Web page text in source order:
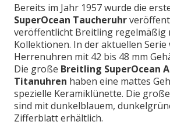
Bereits im Jahr 1957 wurde die
SuperOcean Taucheruhr
veröffentlicht Breitling regelmäßig
Kollektionen. In der aktuellen Serie
Herrenuhren mit 42 bis 48 mm
Die große Breitling SuperOcean
Titanuhren haben eine mattes
spezielle Keramiklünette. Die
sind mit dunkelblauem,
Zifferblatt erhältlich.